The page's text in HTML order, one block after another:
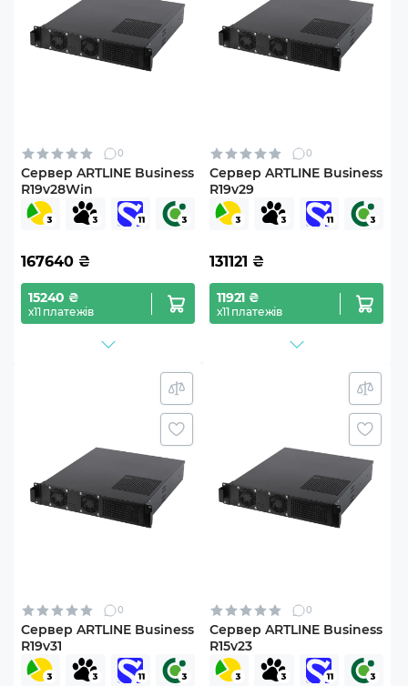
0
Сервер ARTLINE Business
R19v28Win
167640 ₴
15240 ₴
х11 платежів
0
Сервер ARTLINE Business
R19v29
131121 ₴
11921 ₴
х11 платежів
0
Сервер ARTLINE Business
R19v31
0
Сервер ARTLINE Business
R15v23